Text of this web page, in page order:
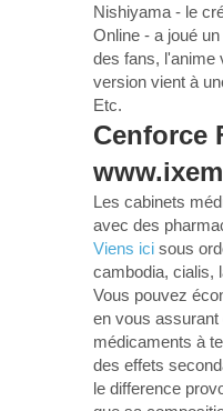
Nishiyama - le
Online - a joué
des fans, l'anime
version vient à
Etc.
Cenforce
Les cabinets
avec des
Viens ici sous
cambodia, cialis,
Vous pouvez
en vous
médicaments à
des effets
le difference